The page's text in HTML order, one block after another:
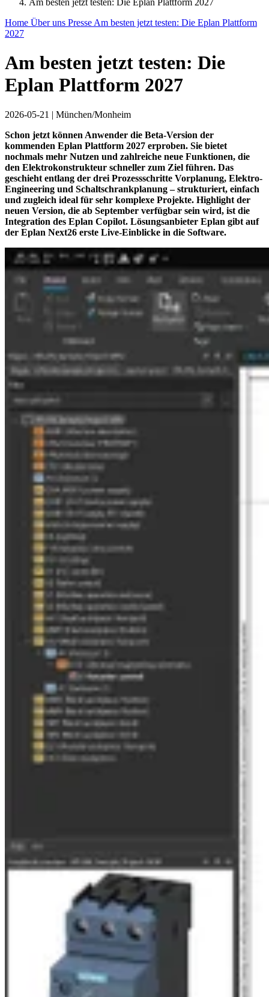
Am besten jetzt testen: Die Eplan Plattform 2027
Home Über uns Presse Am besten jetzt testen: Die Eplan Plattform
2027
Am besten jetzt testen: Die
Eplan Plattform 2027
2026-05-21 | München/Monheim
Schon jetzt können Anwender die Beta-Version der
kommenden Eplan Plattform 2027 erproben. Sie bietet
nochmals mehr Nutzen und zahlreiche neue Funktionen, die
den Elektrokonstrukteur schneller zum Ziel führen. Das
geschieht entlang der drei Prozessschritte Vorplanung, Elektro-
Engineering und Schaltschrankplanung – strukturiert, einfach
und zugleich ideal für sehr komplexe Projekte. Highlight der
neuen Version, die ab September verfügbar sein wird, ist die
Integration des Eplan Copilot. Lösungsanbieter Eplan gibt auf
der Eplan Next26 erste Live-Einblicke in die Software.